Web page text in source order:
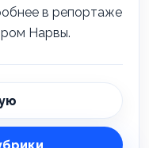
в репортаже
Нарвы.